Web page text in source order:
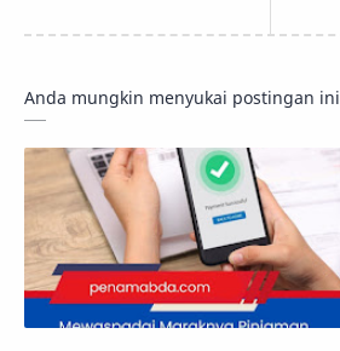
Anda mungkin menyukai postingan ini